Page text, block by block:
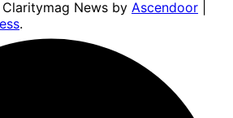
| Claritymag News by Ascendoor
.